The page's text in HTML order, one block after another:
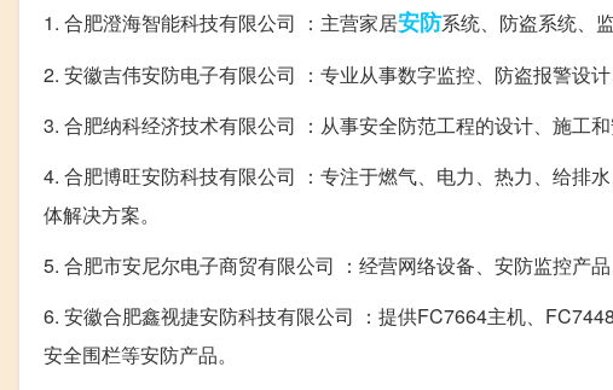
1. 合肥澄海智能科技有限公司 ：主营家居安防系统、防盗系统、
2. 安徽吉伟安防电子有限公司 ：专业从事数字监控、防盗报警设计
3. 合肥纳科经济技术有限公司 ：从事安全防范工程的设计、施工和
4. 合肥博旺安防科技有限公司 ：专注于燃气、电力、热力、给排
体解决方案。
5. 合肥市安尼尔电子商贸有限公司 ：经营网络设备、安防监控产
6. 安徽合肥鑫视捷安防科技有限公司 ：提供FC7664主机、
安全围栏等安防产品。